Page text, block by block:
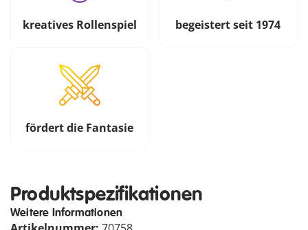
kreatives Rollenspiel begeistert seit 1974
fördert die Fantasie
Produktspezifikationen
Weitere Informationen